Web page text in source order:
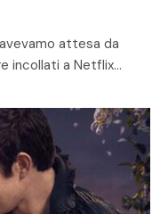
attesa da
incollati a Netflix…